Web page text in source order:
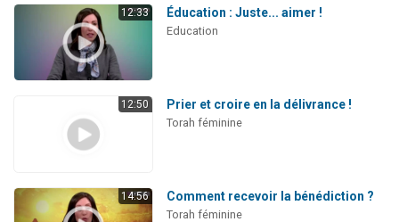
12:33 Éducation : Juste... aimer !
Education
12:50 Prier et croire en la délivrance !
Torah féminine
14:56 Comment recevoir la bénédiction ?
Torah féminine